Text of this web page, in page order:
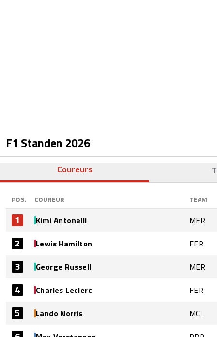
F1 Standen 2026
Coureurs
POS. COUREUR TEAM
1 Kimi Antonelli MER
2 Lewis Hamilton FER
3 George Russell MER
4 Charles Leclerc FER
5 Lando Norris MCL